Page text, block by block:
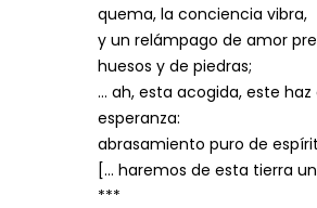
quema, la conciencia vibra,
y un relámpago de amor
huesos y de piedras;
… ah, esta acogida, este haz
esperanza:
abrasamiento puro de
[… haremos de esta tierra
***